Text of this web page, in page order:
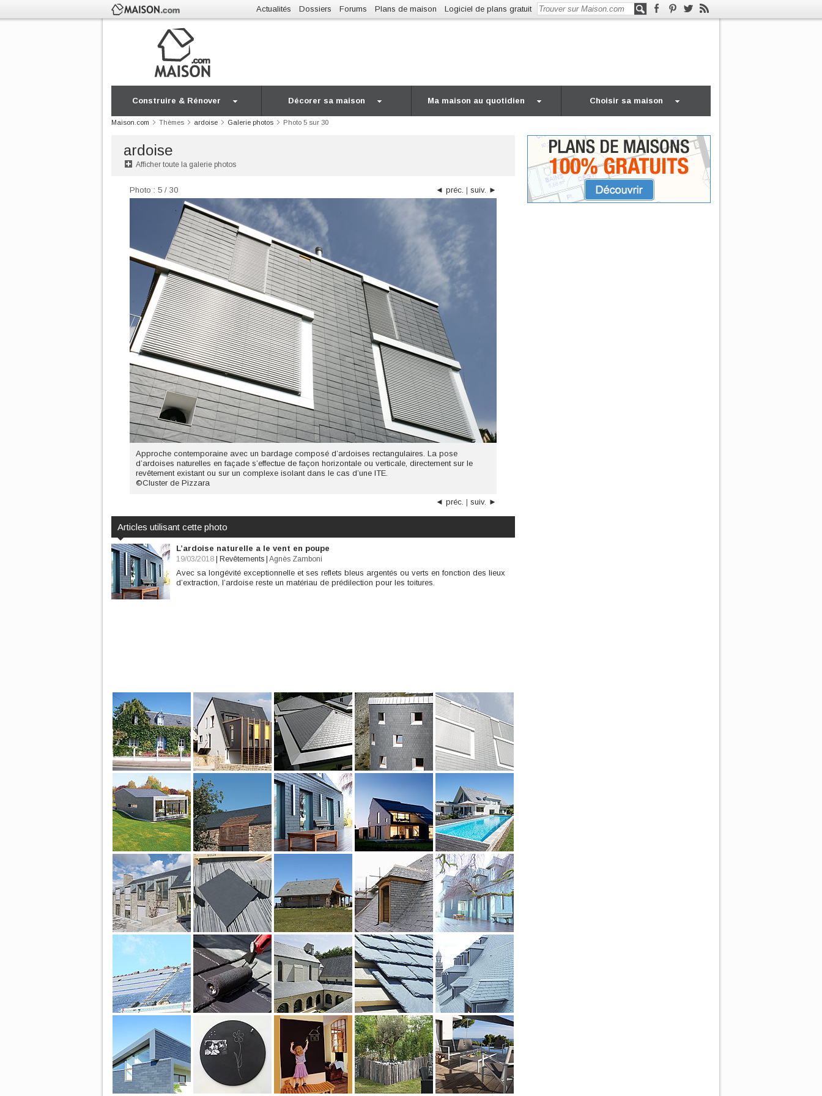
Actualités Dossiers Forums Plans de maison Logiciel de plans gratuit
Construire & Rénover Décorer sa maison Ma maison au quotidien Choisir sa maison
Maison.com Thèmes ardoise Galerie photos Photo 5 sur 30
ardoise
Afficher toute la galerie photos
◄ préc. | suiv. ►
Photo : 5 / 30
Approche contemporaine avec un bardage composé d’ardoises rectangulaires. La pose
d’ardoises naturelles en façade s’effectue de façon horizontale ou verticale, directement sur le
revêtement existant ou sur un complexe isolant dans le cas d’une ITE.
©Cluster de Pizzara
◄ préc. | suiv. ►
Articles utilisant cette photo
L’ardoise naturelle a le vent en poupe
19/03/2018 Revêtements Agnès Zamboni
Avec sa longévité exceptionnelle et ses reflets bleus argentés ou verts en fonction des lieux
d’extraction, l’ardoise reste un matériau de prédilection pour les toitures.